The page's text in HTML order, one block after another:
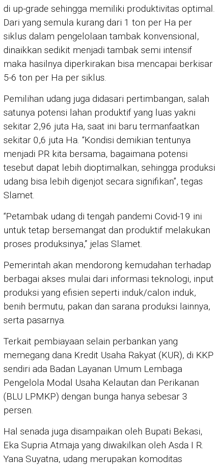
di up-grade sehingga memiliki produktivitas optimal.
Dari yang semula kurang dari 1 ton per Ha per
siklus dalam pengelolaan tambak konvensional,
dinaikkan sedikit menjadi tambak semi intensif
maka hasilnya diperkirakan bisa mencapai berkisar
5-6 ton per Ha per siklus.
Pemilihan udang juga didasari pertimbangan, salah
satunya potensi lahan produktif yang luas yakni
sekitar 2,96 juta Ha, saat ini baru termanfaatkan
sekitar 0,6 juta Ha. “Kondisi demikian tentunya
menjadi PR kita bersama, bagaimana potensi
tesebut dapat lebih dioptimalkan, sehingga produksi
udang bisa lebih digenjot secara signifikan”, tegas
Slamet.
“Petambak udang di tengah pandemi Covid-19 ini
untuk tetap bersemangat dan produktif melakukan
proses produksinya,” jelas Slamet.
Pemerintah akan mendorong kemudahan terhadap
berbagai akses mulai dari informasi teknologi, input
produksi yang efisien seperti induk/calon induk,
benih bermutu, pakan dan sarana produksi lainnya,
serta pasarnya.
Terkait pembiayaan selain perbankan yang
memegang dana Kredit Usaha Rakyat (KUR), di KKP
sendiri ada Badan Layanan Umum Lembaga
Pengelola Modal Usaha Kelautan dan Perikanan
(BLU LPMKP) dengan bunga hanya sebesar 3
persen.
Hal senada juga disampaikan oleh Bupati Bekasi,
Eka Supria Atmaja yang diwakilkan oleh Asda I R.
Yana Suyatna, udang merupakan komoditas